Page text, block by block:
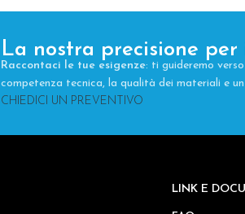
La nostra precisione
Raccontaci le tue esigenze: ti guideremo
competenza tecnica, la qualità dei materiali e
CHIEDICI UN PREVENTIVO
LINK E